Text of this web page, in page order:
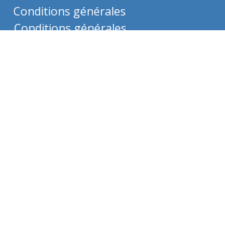
Conditions générales
Conditions générales